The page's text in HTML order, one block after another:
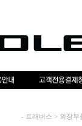
- 트래버스 > 외장부